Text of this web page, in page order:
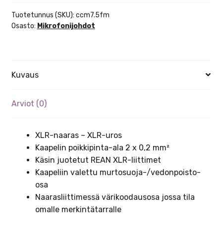
määrä
Tuotetunnus (SKU): ccm7.5fm
Osasto: Mikrofonijohdot
Kuvaus
Arviot (0)
XLR-naaras – XLR-uros
Kaapelin poikkipinta-ala 2 x 0,2 mm²
Käsin juotetut REAN XLR-liittimet
Kaapeliin valettu murtosuoja-/vedonpoisto-
osa
Naarasliittimessä värikoodausosa jossa tila
omalle merkintätarralle